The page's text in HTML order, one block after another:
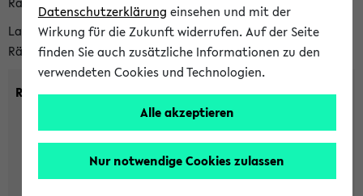
Lassen Sie sich alle Räume anzeigen oder suchen Sie nach
Räumen mit bestimmten Eigenschaften:
Raumkriterien:
max. Plätze:
Datenschutzerklärung einsehen und mit der
Wirkung für die Zukunft widerrufen. Auf der Seite
finden Sie auch zusätzliche Informationen zu den
verwendeten Cookies und Technologien.
Alle akzeptieren
Nur notwendige Cookies zulassen